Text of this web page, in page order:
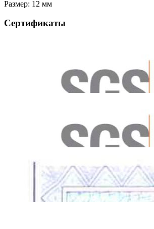
Размер: 12 мм
Сертификаты